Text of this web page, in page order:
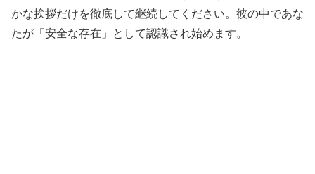
かな挨拶だけを徹底して継続してください。彼の中であな
たが「安全な存在」として認識され始めます。